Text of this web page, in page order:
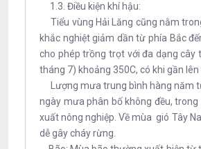
1.3. Điều kiện khí hậu:
Tiểu vùng Hải Lăng cũng nằm
khắc nghiệt giảm dần từ phía Bắc
cho phép trồng trọt với đa dạng cây
tháng 7) khoảng 350C, có khi gần
Lượng mưa trung bình hàng năm
ngày mưa phân bố không đều,
xuất nông nghiệp. Về mùa gió Tây
dễ gây cháy rừng.